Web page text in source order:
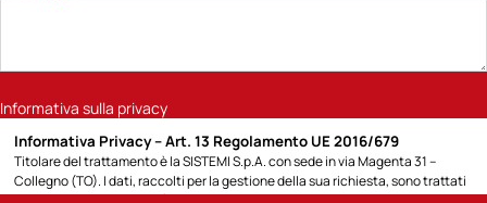
Informativa sulla privacy
Informativa Privacy – Art. 13 Regolamento UE 2016/679
Titolare del trattamento è la SISTEMI S.p.A. con sede in via Magenta 31 –
Collegno (TO). I dati, raccolti per la gestione della sua richiesta, sono trattati